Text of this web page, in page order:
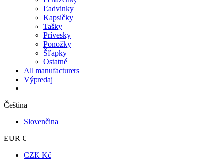
Ľadvinky
Kapsičky
Tašky
Prívesky
Ponožky
Šľapky
Ostatné
All manufacturers
Výpredaj
Čeština
Slovenčina
EUR €
CZK Kč